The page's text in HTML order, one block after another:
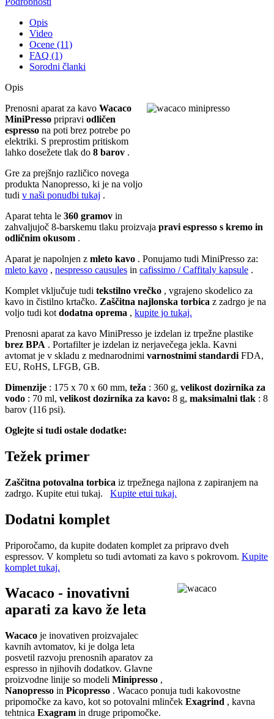
Opis
Video
Ocene (11)
FAQ (1)
Sorodni članki
Opis
Prenosni aparat za kavo Wacaco
MiniPresso pripravi odličen
espresso na poti brez potrebe po
elektriki. S preprostim pritiskom
lahko dosežete tlak do 8 barov .
Gre za prejšnjo različico novega
produkta Nanopresso, ki je na voljo
tudi v naši ponudbi tukaj .
Aparat tehta le 360 gramov in
zahvaljujoč 8-barskemu tlaku proizvaja pravi espresso s kremo in
odličnim okusom .
Aparat je napolnjen z mleto kavo . Ponujamo tudi MiniPresso za:
mleto kavo , nespresso causules in cafissimo / Caffitaly kapsule .
Komplet vključuje tudi tekstilno vrečko , vgrajeno skodelico za
kavo in čistilno krtačko. Zaščitna najlonska torbica z zadrgo je na
voljo tudi kot dodatna oprema , kupite jo tukaj.
Prenosni aparat za kavo MiniPresso je izdelan iz trpežne plastike
brez BPA . Portafilter je izdelan iz nerjavečega jekla. Kavni
avtomat je v skladu z mednarodnimi varnostnimi standardi FDA,
EU, RoHS, LFGB, GB.
Dimenzije : 175 x 70 x 60 mm, teža : 360 g, velikost dozirnika za
vodo : 70 ml, velikost dozirnika za kavo: 8 g, maksimalni tlak : 8
barov (116 psi).
Oglejte si tudi ostale dodatke:
Težek primer
Zaščitna potovalna torbica iz trpežnega najlona z zapiranjem na
zadrgo. Kupite etui tukaj.
Kupite etui tukaj.
Dodatni komplet
Priporočamo, da kupite dodaten komplet za pripravo dveh
espressov. V kompletu so tudi avtomati za kavo s pokrovom. Kupite
komplet tukaj.
Wacaco - inovativni
aparati za kavo že leta
Wacaco je inovativen proizvajalec
kavnih avtomatov, ki je dolga leta
posvetil razvoju prenosnih aparatov za
espresso in njihovih dodatkov. Glavne
proizvodne linije so modeli Minipresso ,
Nanopresso in Picopresso . Wacaco ponuja tudi kakovostne
pripomočke za kavo, kot so potovalni mlinček Exagrind , kavna
tehtnica Exagram in druge pripomočke.